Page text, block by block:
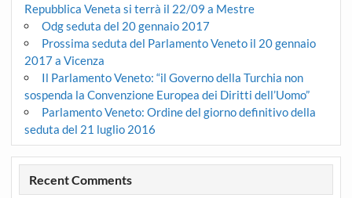
Repubblica Veneta si terrà il 22/09 a Mestre
Odg seduta del 20 gennaio 2017
Prossima seduta del Parlamento Veneto il 20 gennaio
2017 a Vicenza
Il Parlamento Veneto: “il Governo della Turchia non
sospenda la Convenzione Europea dei Diritti dell’Uomo”
Parlamento Veneto: Ordine del giorno definitivo della
seduta del 21 luglio 2016
Recent Comments